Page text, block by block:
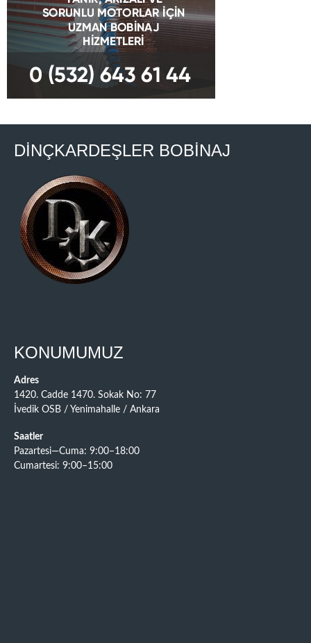
DİNÇKARDEŞLER BOBİNAJ
KONUMUMUZ
Adres
1420. Cadde 1470. Sokak No: 77
İvedik OSB / Yenimahalle / Ankara
Saatler
Pazartesi—Cuma: 9:00–18:00
Cumartesi: 9:00–15:00